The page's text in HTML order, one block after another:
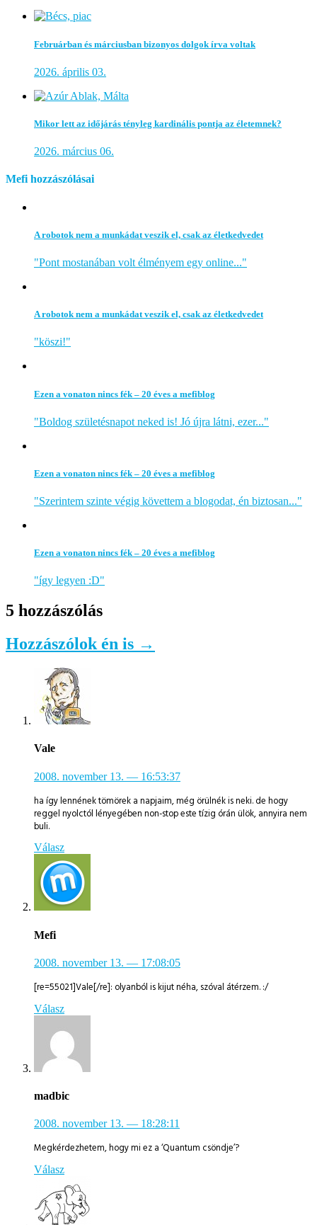
Februárban és márciusban bizonyos dolgok írva voltak
2026. április 03.
Mikor lett az időjárás tényleg kardinális pontja az életemnek?
2026. március 06.
Mefi hozzászólásai
A robotok nem a munkádat veszik el, csak az életkedvedet
"Pont mostanában volt élményem egy online..."
A robotok nem a munkádat veszik el, csak az életkedvedet
"köszi!"
Ezen a vonaton nincs fék – 20 éves a mefiblog
"Boldog születésnapot neked is! Jó újra látni, ezer..."
Ezen a vonaton nincs fék – 20 éves a mefiblog
"Szerintem szinte végig követtem a blogodat, én biztosan..."
Ezen a vonaton nincs fék – 20 éves a mefiblog
"így legyen :D"
5 hozzászólás
Hozzászólok én is →
Vale
2008. november 13. — 16:53:37
ha így lennének tömörek a napjaim, még örülnék is neki. de hogy
reggel nyolctól lényegében non-stop este tízig órán ülök, annyira nem
buli.
Válasz
Mefi
2008. november 13. — 17:08:05
[re=55021]Vale[/re]: olyanból is kijut néha, szóval átérzem. :/
Válasz
madbic
2008. november 13. — 18:28:11
Megkérdezhetem, hogy mi ez a ‘Quantum csöndje’?
Válasz